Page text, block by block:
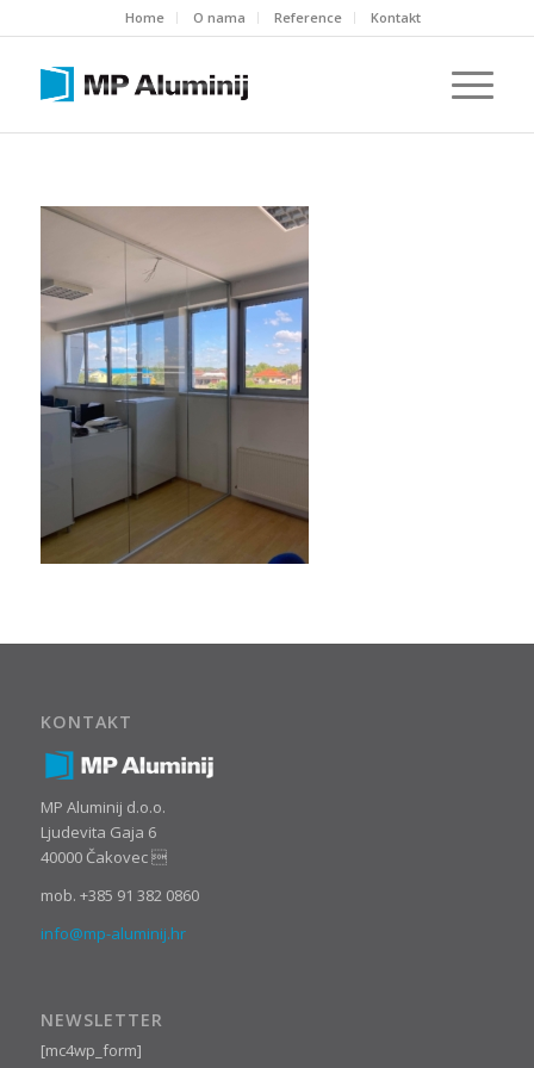
Home O nama Reference Kontakt
KONTAKT
MP Aluminij d.o.o.
Ljudevita Gaja 6
40000 Čakovec 
mob. +385 91 382 0860
info@mp-aluminij.hr
NEWSLETTER
[mc4wp_form]